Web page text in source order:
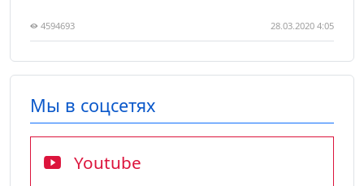
4594693 28.03.2020 4:05
Мы в соцсетях
Youtube